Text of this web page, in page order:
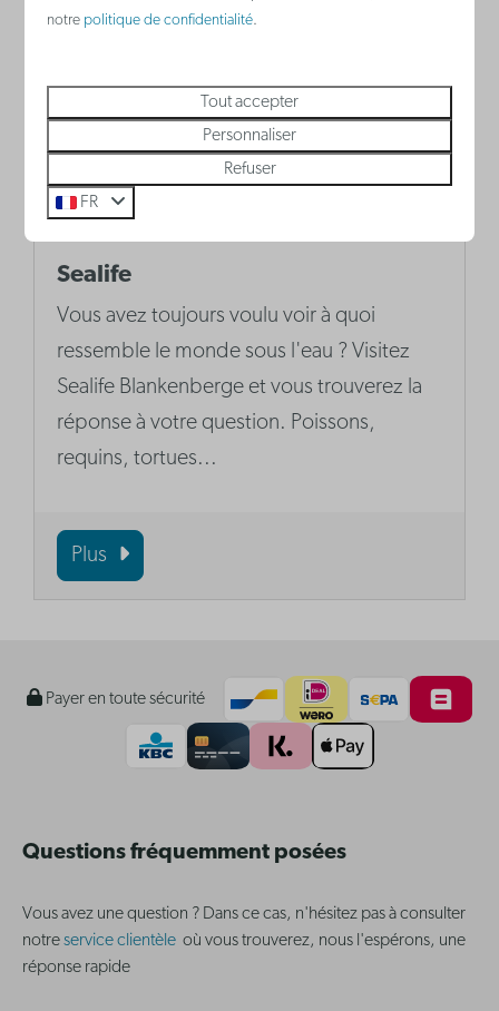
Sealife
Vous avez toujours voulu voir à quoi
ressemble le monde sous l'eau ? Visitez
Sealife Blankenberge et vous trouverez la
réponse à votre question. Poissons,
requins, tortues...
Plus
Payer en toute sécurité
Questions fréquemment posées
Vous avez une question ? Dans ce cas, n'hésitez pas à consulter
notreservice clientèle où vous trouverez, nous l'espérons, une
réponse rapide
notre politique de confidentialité.
Tout accepter
Personnaliser
Refuser
FR